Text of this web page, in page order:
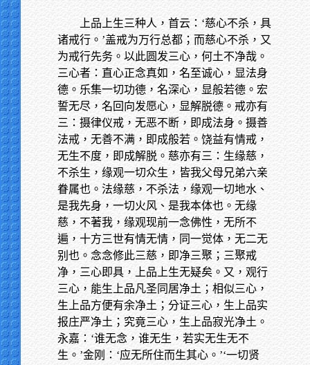
上品上生三种人，首云：‘慈心不杀，具
诸戒行。’盖戒为万行总都；而慈心不杀，又
为戒行先务。以此圆发三心，何土不净哉。
三心者：直心正念真如，名至诚心，显法身
德。乐集一切功德，名深心，显般若德。宏
誓无尽，名回向发愿心，显解脱德。戒亦有
三：摄律仪戒，无恶不断，即成法身。摄善
法戒，无善不满，即成般若。饶益有情戒，
无生不度，即成解脱。慈亦有三：生缘慈，
不杀生，缘观一切众生，皆我父母兄弟六亲
眷属也。法缘慈，不杀法，缘观一切地水、
是我先身，一切火风、是我本体也。无缘
慈，不著我，缘观现前一念佛性，无所不
遍，十方三世有情无情，同一觉体，无二无
别也。念念修此三慈，即净三聚；三聚戒
净，三心即具，上品上生无疑矣。又，观行
三心，能生上品凡圣同居净土；相似三心，
生上品方便有余净土；分证三心，生上品实
报庄严净土；究竟三心，生上品寂光净土。
永嘉：‘谁无念，谁无生，若实无生无不
生。’金刚：‘应无所住而生其心。’‘一切贤